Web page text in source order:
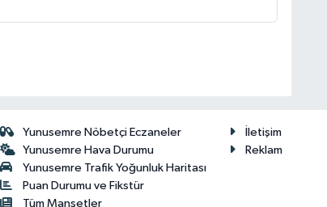
Yunusemre Nöbetçi Eczaneler
Yunusemre Hava Durumu
Yunusemre Trafik Yoğunluk Haritası
Puan Durumu ve Fikstür
Tüm Manşetler
İletişim
Reklam